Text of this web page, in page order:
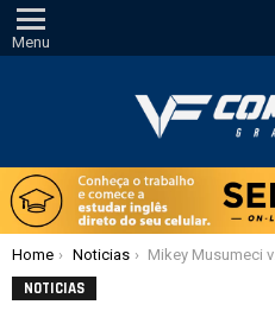
Menu
Você está aqui:
Home Noticias Mikey Musumeci vence, Gracie e Ronaldo Jr finalizam no UFC Fight Pass Invitational 9
NOTICIAS